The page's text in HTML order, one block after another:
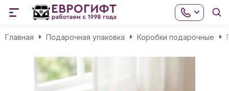
Главная Подарочная упаковка Коробки подарочные